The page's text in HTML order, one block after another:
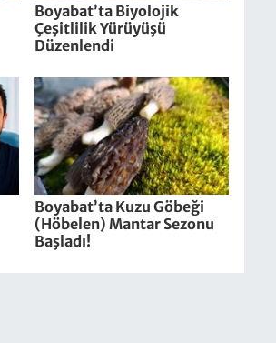
Boyabat’ta Biyolojik
Çeşitlilik Yürüyüşü
Düzenlendi
Boyabat’ta Kuzu Göbeği
(Höbelen) Mantar Sezonu
Başladı!